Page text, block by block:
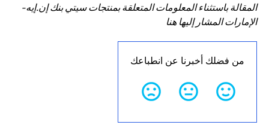
المقالة باستثناء المعلومات المتعلقة بمنتجات سيتي بنك إن.إيه-
الإمارات المشار إليها هنا
من فضلك أخبرنا عن انطباعك